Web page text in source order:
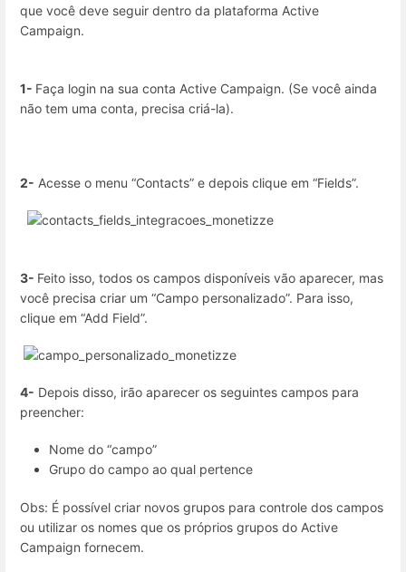
que você deve seguir dentro da plataforma Active
Campaign.
1- Faça login na sua conta Active Campaign. (Se você ainda
não tem uma conta, precisa criá-la).
2- Acesse o menu “Contacts” e depois clique em “Fields”.
3- Feito isso, todos os campos disponíveis vão aparecer, mas
você precisa criar um “Campo personalizado”. Para isso,
clique em “Add Field”.
4- Depois disso, irão aparecer os seguintes campos para
preencher:
Nome do “campo”
Grupo do campo ao qual pertence
Obs: É possível criar novos grupos para controle dos campos
ou utilizar os nomes que os próprios grupos do Active
Campaign fornecem.